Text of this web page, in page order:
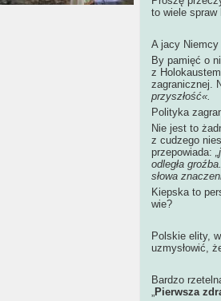
to wiele spraw
A jacy
By pamięć o
z
zagranicznej.
przyszłość«.
Polityka
Nie jest to
z cudzego
przepowiada:
odległa
słowa
Kiepska to
wie?
Polskie elity,
uzmysłowić,
Bardzo
„Pierwsza